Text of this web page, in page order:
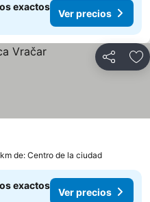
exactos
Ver precios
Compartir
de: Centro de la ciudad
exactos
Ver precios